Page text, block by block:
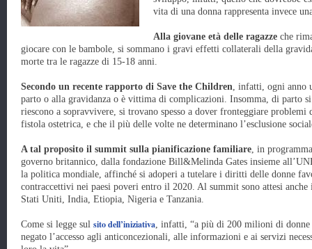
vita di una donna rappresenta invece
Alla giovane età delle ragazze che
giocare con le bambole, si sommano i gravi effetti collaterali della
morte tra le ragazze di 15-18 anni.
Secondo un recente rapporto di Save the Children, infatti, ogni anno
parto o alla gravidanza o è vittima di complicazioni. Insomma, di parto
riescono a sopravvivere, si trovano spesso a dover fronteggiare problemi
fistola ostetrica, e che il più delle volte ne determinano l’esclusione
A tal proposito il summit sulla pianificazione familiare, in
governo britannico, dalla fondazione Bill&Melinda Gates insieme
la politica mondiale, affinché si adoperi a tutelare i diritti delle donne
contraccettivi nei paesi poveri entro il 2020. Al summit sono attesi
Stati Uniti, India, Etiopia, Nigeria e Tanzania.
Come si legge sul sito dell’iniziativa, infatti, “a più di 200 milioni di donne
negato l’accesso agli anticoncezionali, alle informazioni e ai servizi